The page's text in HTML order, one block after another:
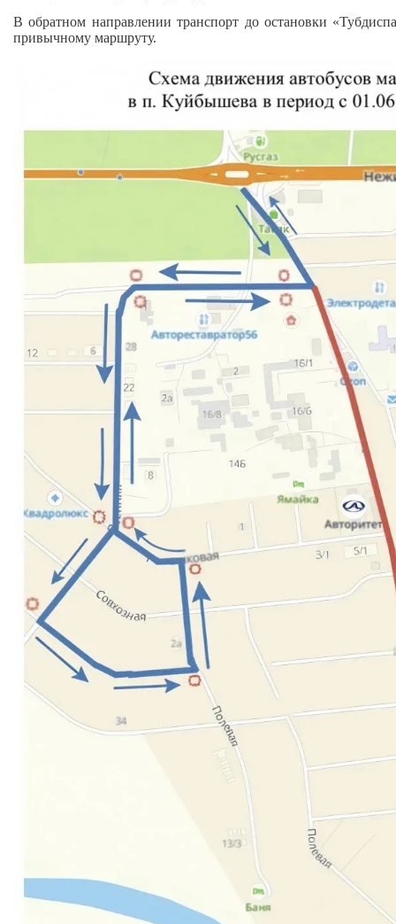
В обратном направлении транспорт до остановки
привычному маршруту.